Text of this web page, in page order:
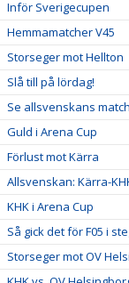
Inför Sverigecupen
Hemmamatcher V45
Storseger mot Hellton
Slå till på lördag!
Se allsvenskans
Guld i Arena Cup
Förlust mot Kärra
Allsvenskan: Kärra-
KHK i Arena Cup
Så gick det för F05 i
Storseger mot OV